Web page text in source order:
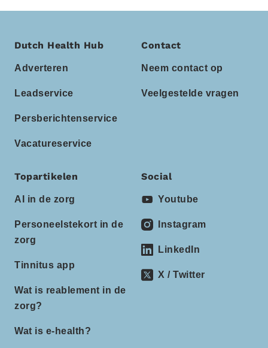
Dutch Health Hub
Adverteren
Leadservice
Persberichtenservice
Vacatureservice
Contact
Neem contact op
Veelgestelde vragen
Topartikelen
AI in de zorg
Personeelstekort in de
zorg
Tinnitus app
Wat is reablement in de
zorg?
Wat is e-health?
Social
Youtube
Instagram
LinkedIn
X / Twitter